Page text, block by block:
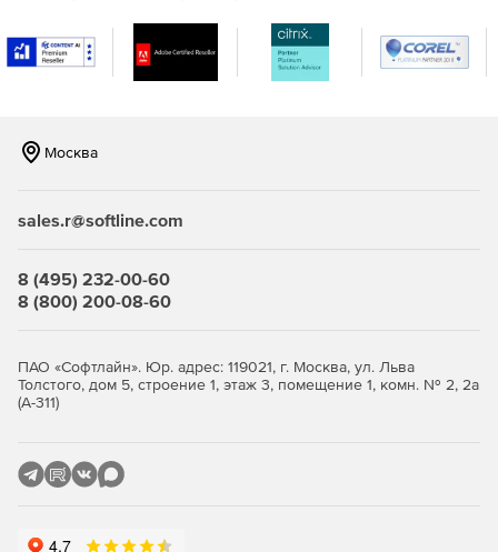
Возможность создавать оповещения в режиме
реального времени, когда в сети встречаются IP-
адреса и URL-адреса, занесенные в черный список в
глобальном масштабе и распознанные по каналам на
Повышение безопасности и обеспечение
Эффективный мониторинг, отчетность и аудит
Москва
sales.r@softline.com
8 (495) 232-00-60
8 (800) 200-08-60
ПАО «Софтлайн». Юр. адрес: 119021, г. Москва, ул. Льва
Толстого, дом 5, строение 1, этаж 3, помещение 1, комн. № 2, 2а
(А-311)